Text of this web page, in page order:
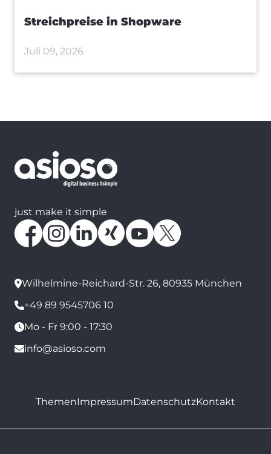
Streichpreise in Shopware
Juli 09, 2026
just make it simple
Wilhelmine-Reichard-Str. 26, 80935 München
+49 89 9545706 10
Mo - Fr 9:00 - 17:30
info@asioso.com
ThemenImpressumDatenschutzKontakt